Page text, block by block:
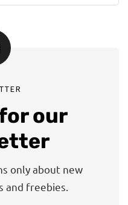
our
only about new
and freebies.